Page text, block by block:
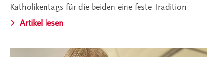
Katholikentags für die beiden eine feste Tradition
Artikel lesen